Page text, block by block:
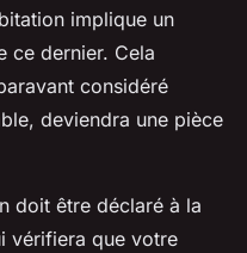
implique un
ce dernier. Cela
considéré
deviendra une pièce
doit être déclaré à la
vérifiera que votre